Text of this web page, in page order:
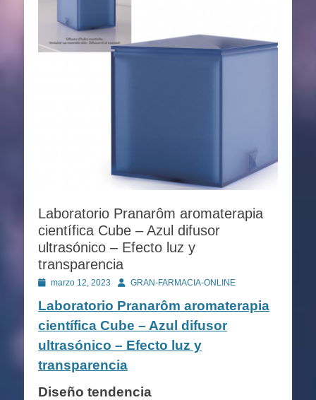
Laboratorio Pranarôm aromaterapia
científica Cube – Azul difusor
ultrasónico – Efecto luz y
transparencia
Publicado
marzo 12, 2023 AutorGRAN-FARMACIA-ONLINE
Laboratorio Pranarôm aromaterapia
científica Cube – Azul difusor
ultrasónico – Efecto luz y
transparencia
Diseño tendencia